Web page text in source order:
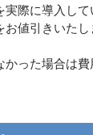
際に導入して
お値引きいた
かった場合は